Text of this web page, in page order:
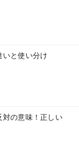
いと使い分け
対の意味！正しい